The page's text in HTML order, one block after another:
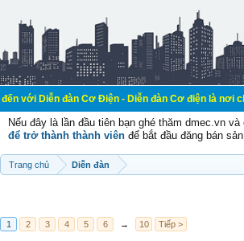
đàn Cơ Điện - Diễn đàn Cơ điện là nơi chia sẽ
Nếu đây là lần đầu tiên bạn ghé thăm dmec.vn
để trở thành thành viên để bắt đầu đăng bán
Trang chủ Diễn đàn
1 2 3 4 5 6 → 10 Tiếp >